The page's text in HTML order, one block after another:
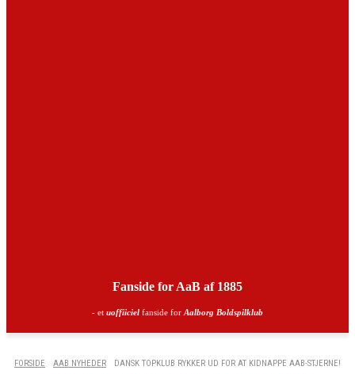
Fanside for AaB af 1885
- et uoffiiciel fanside for Aalborg Boldspilklub
FORSIDE AAB NYHEDER DANSK TOPKLUB RYKKER UD FOR AT KIDNAPPE AAB-STJERNE!